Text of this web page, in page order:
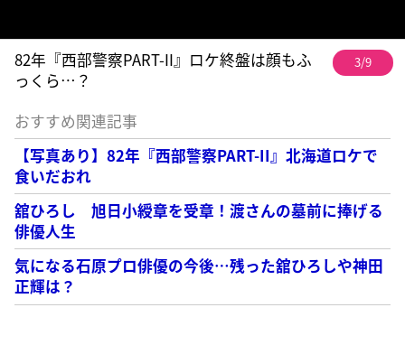
82年『西部警察PART-II』ロケ終盤は顔もふ
っくら…？
3/9
おすすめ関連記事
【写真あり】82年『西部警察PART-II』北海道ロケで
食いだおれ
舘ひろし 旭日小綬章を受章！渡さんの墓前に捧げる
俳優人生
気になる石原プロ俳優の今後…残った舘ひろしや神田
正輝は？